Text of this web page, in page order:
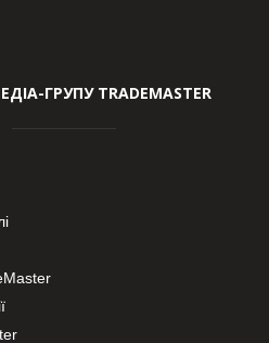
ГРУПУ TRADEMASTER